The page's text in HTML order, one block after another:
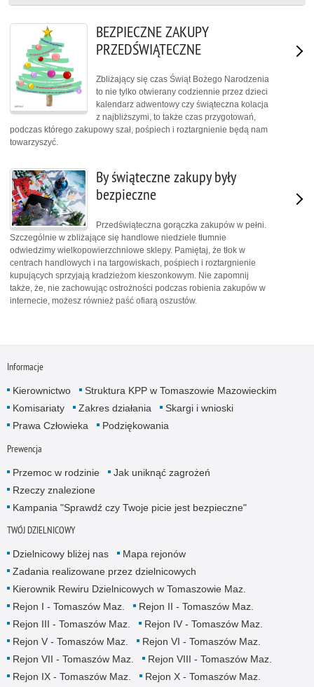
BEZPIECZNE ZAKUPY
PRZEDŚWIĄTECZNE
Zbliżający się czas Świąt Bożego Narodzenia
to nie tylko otwierany codziennie przez dzieci
kalendarz adwentowy czy świąteczna kolacja
z najbliższymi, to także czas przygotowań,
podczas którego zakupowy szał, pośpiech i roztargnienie będą nam
towarzyszyć.
By świąteczne zakupy były
bezpieczne
Przedświąteczna gorączka zakupów w pełni.
Szczególnie w zbliżające się handlowe niedziele tłumnie
odwiedzimy wielkopowierzchniowe sklepy. Pamiętaj, że tłok w
centrach handlowych i na targowiskach, pośpiech i roztargnienie
kupujących sprzyjają kradzieżom kieszonkowym. Nie zapomnij
także, że, nie zachowując ostrożności podczas robienia zakupów w
internecie, możesz również paść ofiarą oszustów.
Informacje
Kierownictwo
Struktura KPP w Tomaszowie Mazowieckim
Komisariaty
Zakres działania
Skargi i wnioski
Prawa Człowieka
Podziękowania
Prewencja
Przemoc w rodzinie
Jak uniknąć zagrożeń
Rzeczy znalezione
Kampania "Sprawdź czy Twoje picie jest bezpieczne"
TWÓJ DZIELNICOWY
Dzielnicowy bliżej nas
Mapa rejonów
Zadania realizowane przez dzielnicowych
Kierownik Rewiru Dzielnicowych w Tomaszowie Maz.
Rejon I - Tomaszów Maz.
Rejon II - Tomaszów Maz.
Rejon III - Tomaszów Maz.
Rejon IV - Tomaszów Maz.
Rejon V - Tomaszów Maz.
Rejon VI - Tomaszów Maz.
Rejon VII - Tomaszów Maz.
Rejon VIII - Tomaszów Maz.
Rejon IX - Tomaszów Maz.
Rejon X - Tomaszów Maz.